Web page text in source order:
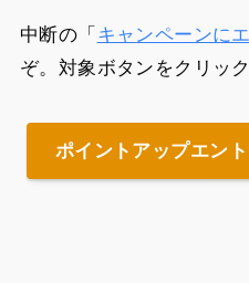
中断の「 キャンペーンに
ぞ。対象ボタンをクリッ
ポイントアップエン